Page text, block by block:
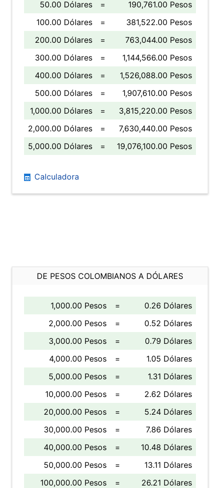
50.00 Dólares
=
190,761.00 Pesos
100.00 Dólares
=
381,522.00 Pesos
200.00 Dólares
=
763,044.00 Pesos
300.00 Dólares
=
1,144,566.00 Pesos
400.00 Dólares
=
1,526,088.00 Pesos
500.00 Dólares
=
1,907,610.00 Pesos
1,000.00 Dólares
=
3,815,220.00 Pesos
2,000.00 Dólares
=
7,630,440.00 Pesos
5,000.00 Dólares
= 19,076,100.00 Pesos
Calculadora
DE PESOS COLOMBIANOS A DÓLARES
1,000.00 Pesos =
0.26 Dólares
2,000.00 Pesos
=
0.52 Dólares
3,000.00 Pesos
=
0.79 Dólares
4,000.00 Pesos
=
1.05 Dólares
5,000.00 Pesos
=
1.31 Dólares
10,000.00 Pesos
=
2.62 Dólares
20,000.00 Pesos
=
5.24 Dólares
30,000.00 Pesos
=
7.86 Dólares
40,000.00 Pesos
=
10.48 Dólares
50,000.00 Pesos
=
13.11 Dólares
100,000.00 Pesos
= 26.21 Dólares